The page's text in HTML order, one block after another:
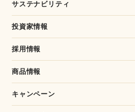
サステナビリティ
投資家情報
採用情報
商品情報
キャンペーン